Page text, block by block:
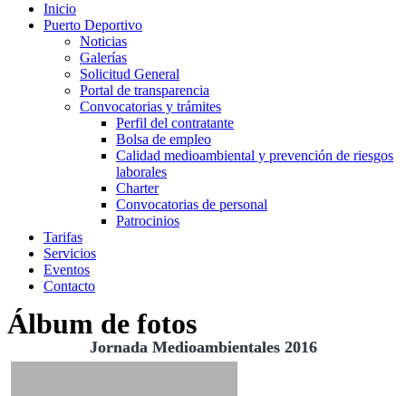
Inicio
Puerto Deportivo
Noticias
Galerías
Solicitud General
Portal de transparencia
Convocatorias y trámites
Perfil del contratante
Bolsa de empleo
Calidad medioambiental y prevención de riesgos
laborales
Charter
Convocatorias de personal
Patrocinios
Tarifas
Servicios
Eventos
Contacto
Álbum de fotos
Jornada Medioambientales 2016